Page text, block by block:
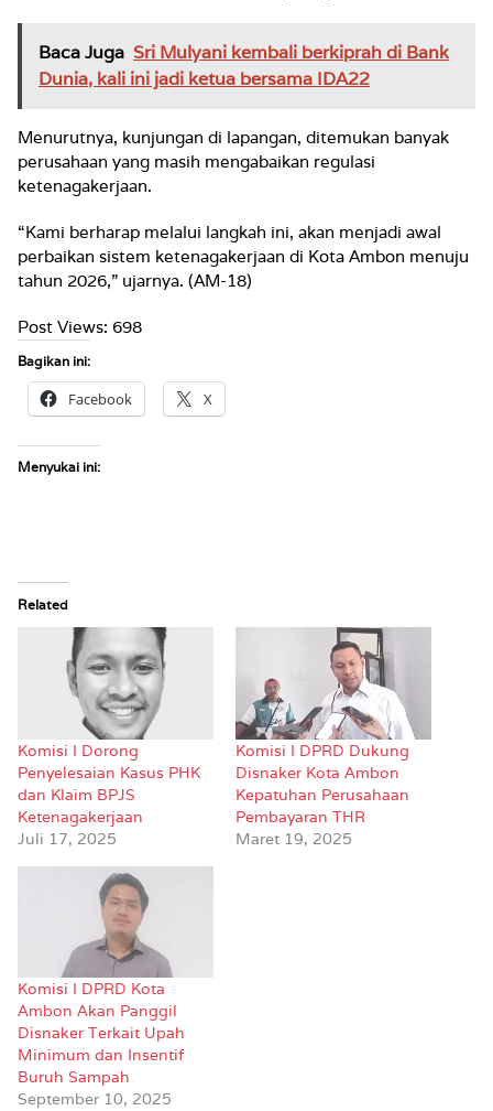
Baca Juga Sri Mulyani kembali berkiprah di Bank
Dunia, kali ini jadi ketua bersama IDA22
Menurutnya, kunjungan di lapangan, ditemukan banyak
perusahaan yang masih mengabaikan regulasi
ketenagakerjaan.
“Kami berharap melalui langkah ini, akan menjadi awal
perbaikan sistem ketenagakerjaan di Kota Ambon menuju
tahun 2026,” ujarnya. (AM-18)
Post Views: 698
Bagikan ini:
Facebook X
Menyukai ini:
Related
Komisi I Dorong
Penyelesaian Kasus PHK
dan Klaim BPJS
Ketenagakerjaan
Juli 17, 2025
Komisi I DPRD Dukung
Disnaker Kota Ambon
Kepatuhan Perusahaan
Pembayaran THR
Maret 19, 2025
Komisi I DPRD Kota
Ambon Akan Panggil
Disnaker Terkait Upah
Minimum dan Insentif
Buruh Sampah
September 10, 2025